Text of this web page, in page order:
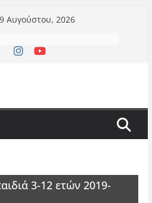
Αυγούστου, 2026
3-12 ετών 2019-